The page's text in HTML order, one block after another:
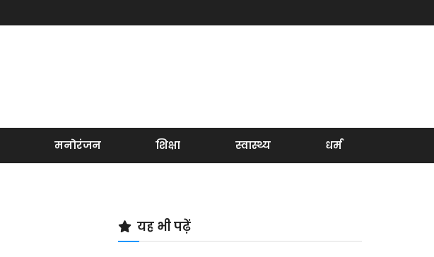
मनोरंजन शिक्षा स्वास्थ्य धर्म
यह भी पढ़ें